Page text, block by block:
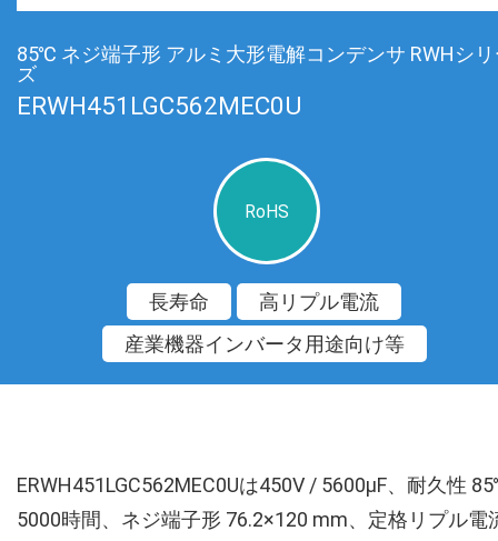
85℃ ネジ端子形 アルミ大形電解コンデンサ RWHシ
ズ
ERWH451LGC562MEC0U
RoHS
長寿命
高リプル電流
産業機器インバータ用途向け等
ERWH451LGC562MEC0Uは450V / 5600µF、耐久性
5000時間、ネジ端子形 76.2×120 mm、定格リプル電